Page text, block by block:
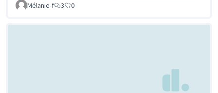
Mélanie-f
3 0